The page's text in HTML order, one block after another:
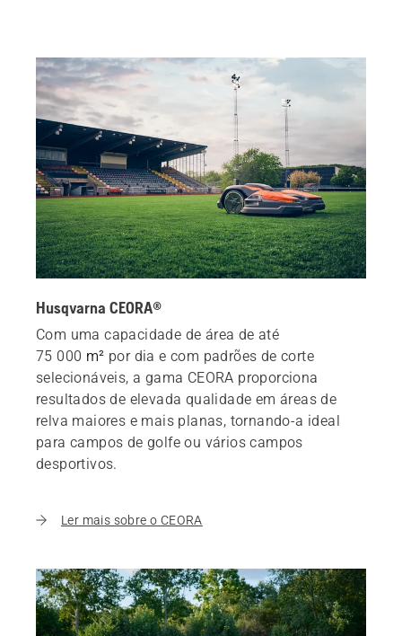
Husqvarna CEORA®
Com uma capacidade de área de até
75 000 m² por dia e com padrões de corte
selecionáveis, a gama CEORA proporciona
resultados de elevada qualidade em áreas de
relva maiores e mais planas, tornando-a ideal
para campos de golfe ou vários campos
desportivos.
Ler mais sobre o CEORA